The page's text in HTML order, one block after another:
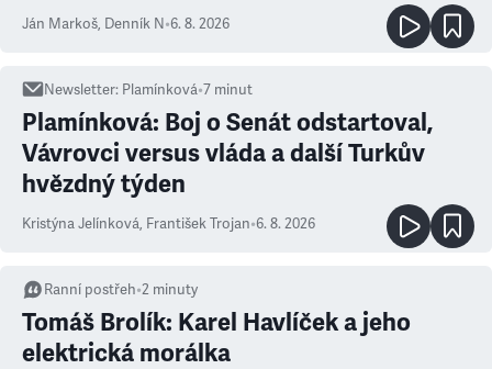
Ján Markoš, Denník N•6. 8. 2026
Newsletter: Plamínková•7 minut
Plamínková: Boj o Senát odstartoval,
Vávrovci versus vláda a další Turkův
hvězdný týden
Kristýna Jelínková, František Trojan•6. 8. 2026
Ranní postřeh•2 minuty
Tomáš Brolík: Karel Havlíček a jeho
elektrická morálka